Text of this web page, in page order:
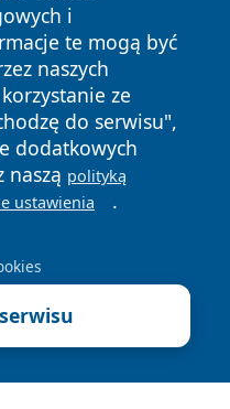
i
te mogą być
naszych
ze
do serwisu",
dodatkowych
naszą polityką
ustawienia .
Wszystkie prawa
Polityka
Cookies